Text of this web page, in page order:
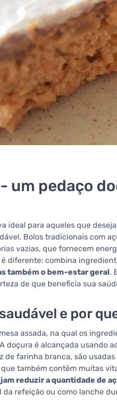
um pedaço
ideal para aqueles que
Bolos tradicionais com
vazias, que fornecem
diferente: combina
também o bem-estar geral.
de que beneficia sua
e por
assada, na qual os
doçura é alcançada usando
de farinha branca, são
também contêm muitas
reduzir a quantidade de
refeição ou como lanche